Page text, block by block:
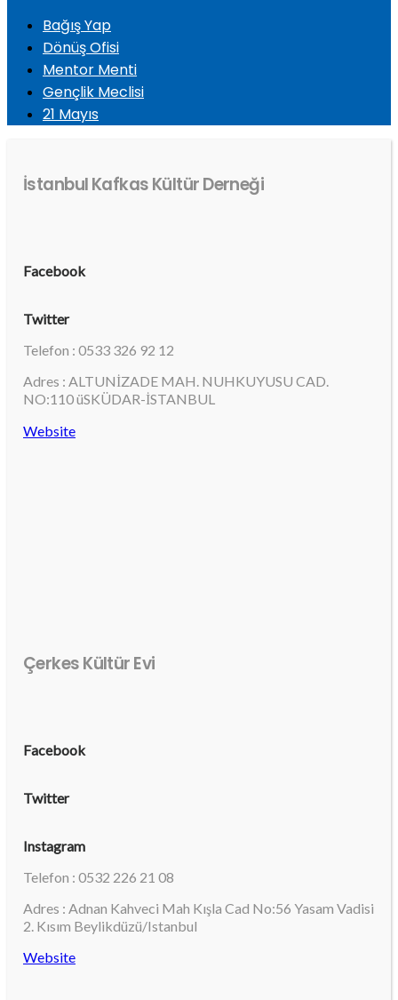
Bağış Yap
Dönüş Ofisi
Mentor Menti
Gençlik Meclisi
21 Mayıs
İstanbul Kafkas Kültür Derneği
Facebook
Twitter
Telefon : 0533 326 92 12
Adres : ALTUNİZADE MAH. NUHKUYUSU CAD.
NO:110 üSKÜDAR-İSTANBUL
Website
Çerkes Kültür Evi
Facebook
Twitter
Instagram
Telefon : 0532 226 21 08
Adres : Adnan Kahveci Mah Kışla Cad No:56 Yasam Vadisi
2. Kısım Beylikdüzü/Istanbul
Website